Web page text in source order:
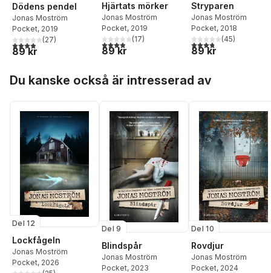
Dödens pendel
Jonas Moström
Pocket, 2019
3,9utav 5 stjärnor. Totalt antal röster:
(27)
89 kr
Hjärtats mörker
Jonas Moström
Pocket, 2019
3,9utav 5 stjärnor. Totalt antal röster:
(17)
89 kr
Stryparen
Jonas Moström
Pocket, 2018
3,8utav 5 stjärnor.
(45)
89 kr
Du kanske också är intresserad av
Del 12
Lockfågeln
Jonas Moström
Pocket, 2026
Del 9
Blindspår
Jonas Moström
Pocket, 2023
Del 10
Rovdjur
Jonas Moström
Pocket, 2024